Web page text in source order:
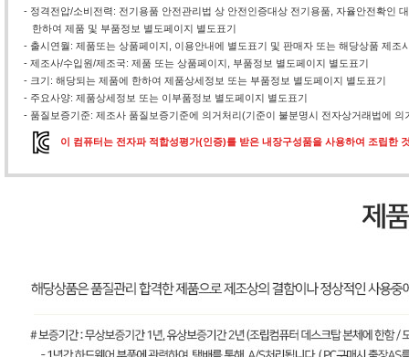
- 정격전압/소비전력: 전기용품 안전관리법 상 안전인증대상 전기용품, 자율안전확인
한하여 제품 및 부품정보 별도페이지 별도표기
- 출시연월: 제품또는 상품페이지, 이용안내에 별도표기 및 판매자 또는 해당상품 제조
- 제조사/수입원/제조국: 제품 또는 상품페이지, 부품정보 별도페이지 별도표기
- 크기: 해당되는 제품에 한하여 제품상세정보 또는 부품정보 별도페이지 별도표기
- 주요사양: 제품상세정보 또는 이부품정보 별도페이지 별도표기
- 품질보증기준: 제조사 품질보증기준에 의거처리(기준이 불분명시 전자상거래법에 의
이 컴퓨터는 전자파 적합성평가(인증)를 받은 내장구성품을 사용하여 조립한